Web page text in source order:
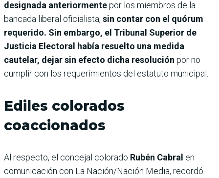
designada anteriormentepor los miembros de la
bancada liberal oficialista, sin contar con el quórum
requerido. Sin embargo, el Tribunal Superior de
Justicia Electoral había resuelto una medida
cautelar, dejar sin efecto dicha resolución por no
cumplir con los requerimientos del estatuto municipal.
Ediles colorados
coaccionados
Al respecto, el concejal colorado Rubén Cabral en
comunicación con La Nación/Nación Media, recordó